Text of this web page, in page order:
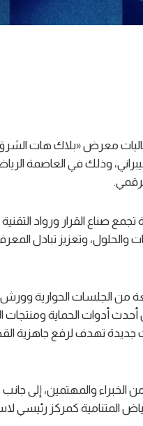
في الثاني من ديسمبر 2025 فعاليات معرض
وذلك في العاصمة
صناع القرار ورواد
والحلول، وتعزيز تبادل
الجلسات الحوارية وورش
أدوات الحماية ومنتجات
جديدة تهدف لرفع جاهزية
والمهتمين، إلى
المتنامية كمركز رئيسي